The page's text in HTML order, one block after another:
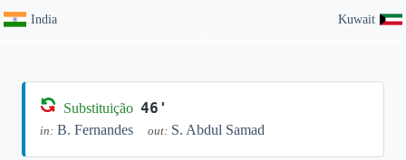
India Kuwait
Substituição 46'
in: B. Fernandes out: S. Abdul Samad